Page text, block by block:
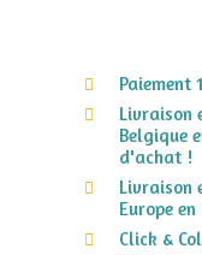
Paiement
Livraison
Belgique
d'achat !
Livraison
Europe
Click &